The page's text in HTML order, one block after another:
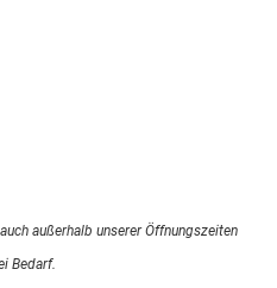
außerhalb unserer Öffnungszeiten
Bedarf.